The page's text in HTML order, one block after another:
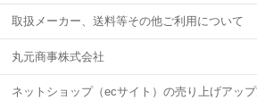
取扱メーカー、送料等その他ご利用について
丸元商事株式会社
ネットショップ（ecサイト）の売り上げアッ